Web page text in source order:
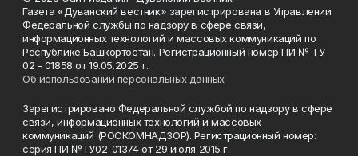
Газета «Дуванский вестник» зарегистрирована в Управлении
Федеральной службы по надзору в сфере связи,
информационных технологий и массовых коммуникаций по
Республике Башкортостан. Регистрационный номер ПИ № ТУ
02 - 01858 от 19.05.2025 г.
Об использовании персональных данных
Зарегистрировано Федеральной службой по надзору в сфере
связи, информационных технологий и массовых
коммуникаций (РОСКОМНАДЗОР). Регистрационный номер:
серия ПИ №ТУ02-01374 от 29 июля 2015 г.